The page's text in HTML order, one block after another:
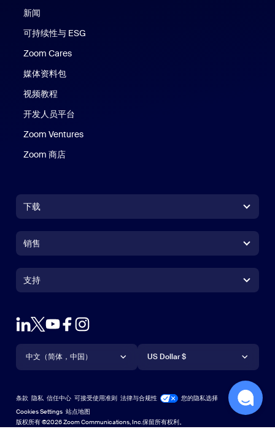
新闻
可持续性与 ESG
Zoom Cares
媒体资料包
视频教程
开发人员平台
Zoom Ventures
Zoom 商店
下载
Zoom Rooms 应用Zoom Rooms 应用
Zoom Rooms Controller
Outlook 插件
Android 应用Android 应用
销售
联系销售人员
申请演示
网络研讨会和活动
Zoom 体验中心Zoom 体验中心
Zoom for StartupsZoom for Startups
支持
支持
账户
学习中心
技术内容库技术内容库
反馈
语言
中文（简体，中国）
Español
货币
US Dollar $
版权所有 ©2026 Zoom Communications, Inc.保留所有权利。
条款 隐私 信任中心 可接受使用准则 法律与合规性
您的隐私选择
Cookies Settings 站点地图
站点地图